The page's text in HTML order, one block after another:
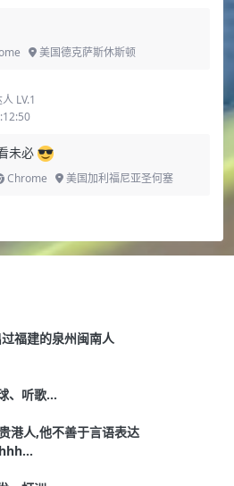
美国德克萨斯休斯顿
LV.1
未必
Chrome 美国加利福尼亚圣何塞
福建的泉州闽南人
、听歌...
港人,他不善于言语表达